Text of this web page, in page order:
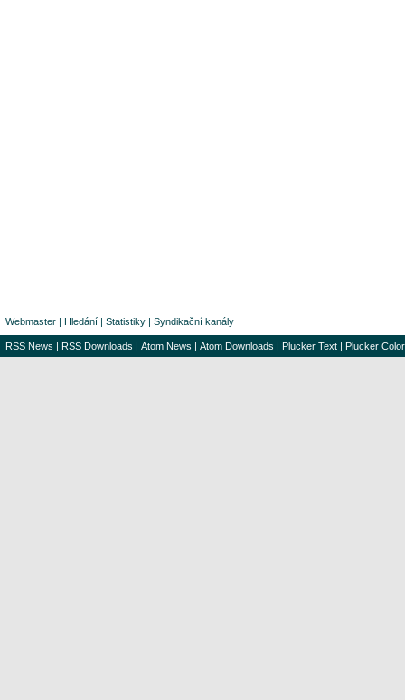
Webmaster | Hledání | Statistiky | Syndikační kanály
RSS News | RSS Downloads | Atom News | Atom Downloads | Plucker Text | Plucker Color